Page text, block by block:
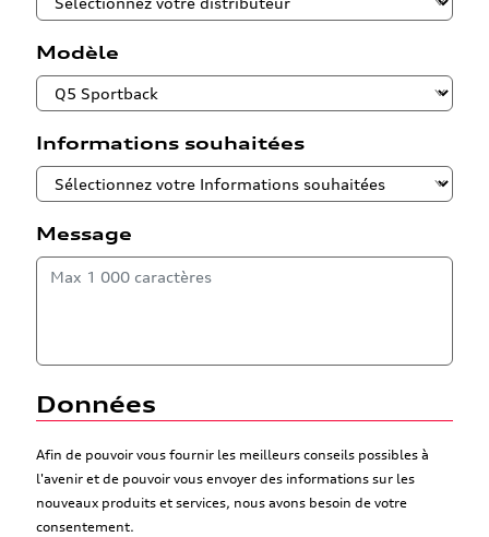
Modèle
Informations souhaitées
Message
Données
Afin de pouvoir vous fournir les meilleurs conseils possibles à
l'avenir et de pouvoir vous envoyer des informations sur les
nouveaux produits et services, nous avons besoin de votre
consentement.